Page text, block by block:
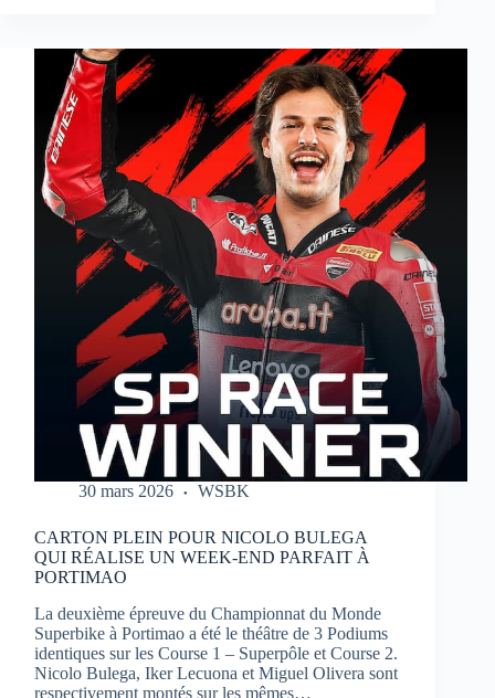
#1
PARTIRA
EN
POSITION
POUR
LA
3ÈME
FOIS
CONSÉCUTIVE
AUX
HEURES
MOTOS
SUR
LE
CIRCUIT
BUGATTI
LE
MANS
30 mars 2026 WSBK
CARTON PLEIN POUR NICOLO BULEGA
QUI RÉALISE UN WEEK-END PARFAIT À
PORTIMAO
La deuxième épreuve du Championnat du Monde
Superbike à Portimao a été le théâtre de 3 Podiums
identiques sur les Course 1 – Superpôle et Course 2.
Nicolo Bulega, Iker Lecuona et Miguel Olivera sont
respectivement montés sur les mêmes…